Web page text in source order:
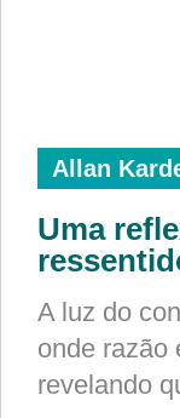
Allan
Uma
A luz do
onde
revelando